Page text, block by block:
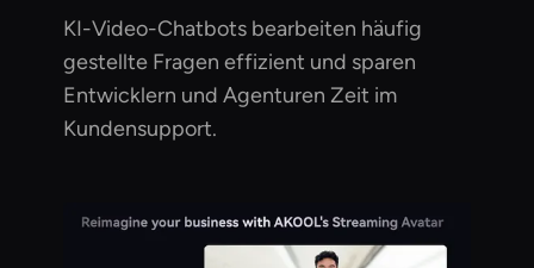
KI-Video-Chatbots bearbeiten häufig
gestellte Fragen effizient und sparen
Entwicklern und Agenturen Zeit im
Kundensupport.